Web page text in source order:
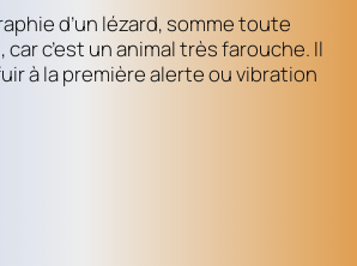
d’un lézard, somme toute
c’est un animal très farouche. Il
à la première alerte ou vibration